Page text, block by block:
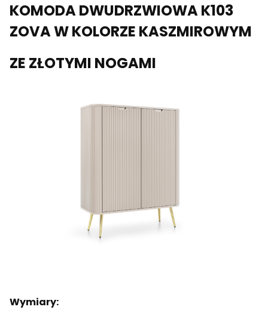
KOMODA DWUDRZWIOWA K103
ZOVA W KOLORZE KASZMIROWYM
ZE ZŁOTYMI NOGAMI
Wymiary: